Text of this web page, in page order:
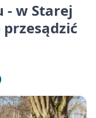
- w Starej
przesądzić